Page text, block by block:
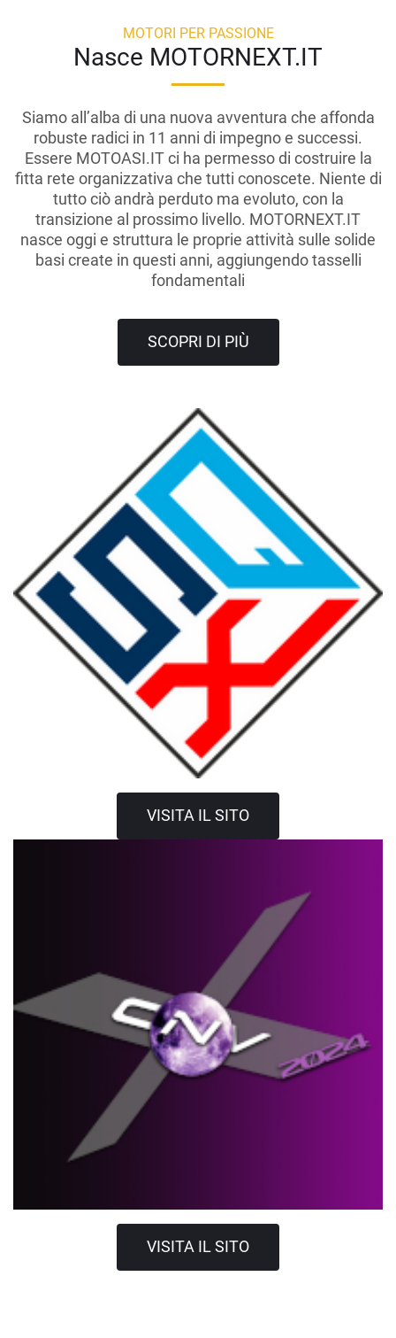
MOTORI PER PASSIONE
Nasce MOTORNEXT.IT
Siamo all’alba di una nuova avventura che affonda
robuste radici in 11 anni di impegno e successi.
Essere MOTOASI.IT ci ha permesso di costruire la
fitta rete organizzativa che tutti conoscete. Niente di
tutto ciò andrà perduto ma evoluto, con la
transizione al prossimo livello. MOTORNEXT.IT
nasce oggi e struttura le proprie attività sulle solide
basi create in questi anni, aggiungendo tasselli
fondamentali
SCOPRI DI PIÙ
VISITA IL SITO
VISITA IL SITO